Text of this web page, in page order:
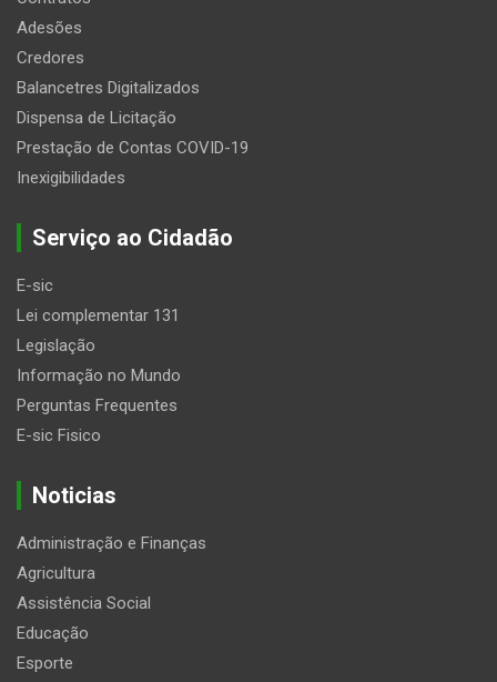
Adesões
Credores
Balancetres Digitalizados
Dispensa de Licitação
Prestação de Contas COVID-19
Inexigibilidades
Serviço ao Cidadão
E-sic
Lei complementar 131
Legislação
Informação no Mundo
Perguntas Frequentes
E-sic Fisico
Noticias
Administração e Finanças
Agricultura
Assistência Social
Educação
Esporte